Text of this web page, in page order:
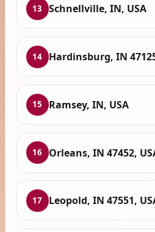
13 Schnellville, IN, USA
14 Hardinsburg, IN
15 Ramsey, IN, USA
16 Orleans, IN 47452,
17 Leopold, IN 47551,